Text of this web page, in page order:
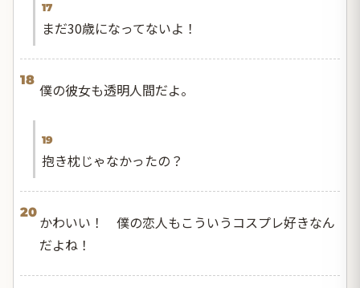
17
まだ30歳になってないよ！
18
僕の彼女も透明人間だよ。
19
抱き枕じゃなかったの？
20
かわいい！ 僕の恋人もこういうコスプレ好きなん
だよね！